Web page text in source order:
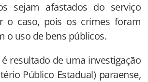
sejam afastados do serviço
o caso, pois os crimes foram
o uso de bens públicos.
resultado de uma investigação
Público Estadual) paraense,